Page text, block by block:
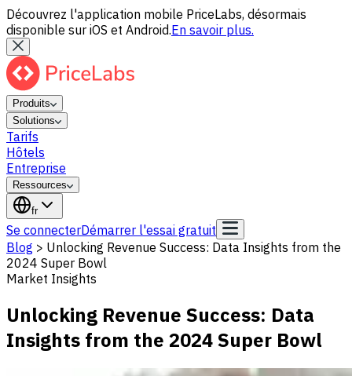
Découvrez l'application mobile PriceLabs, désormais
disponible sur iOS et Android.En savoir plus.
Produits
Solutions
Tarifs
Hôtels
Entreprise
Ressources
fr
Se connecterDémarrer l'essai gratuit
Blog > Unlocking Revenue Success: Data Insights from the
2024 Super Bowl
Market Insights
Unlocking Revenue Success: Data
Insights from the 2024 Super Bowl